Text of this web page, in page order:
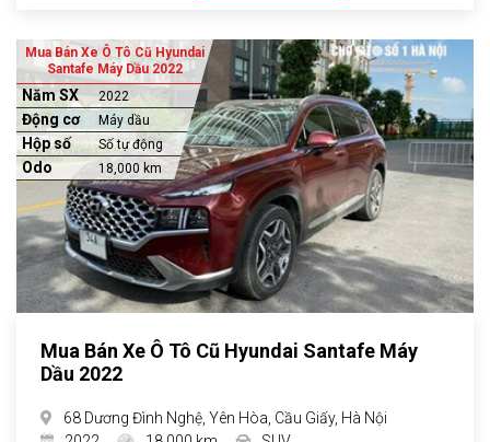
Mua Bán Xe Ô Tô Cũ Hyundai
Santafe Máy Dầu 2022
Năm SX 2022
Động cơ Máy dầu
Hộp số Số tự động
Odo 18,000 km
Mua Bán Xe Ô Tô Cũ Hyundai Santafe Máy
Dầu 2022
68 Dương Đình Nghệ, Yên Hòa, Cầu Giấy, Hà Nội